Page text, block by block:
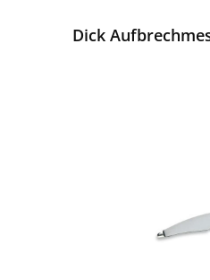
Dick